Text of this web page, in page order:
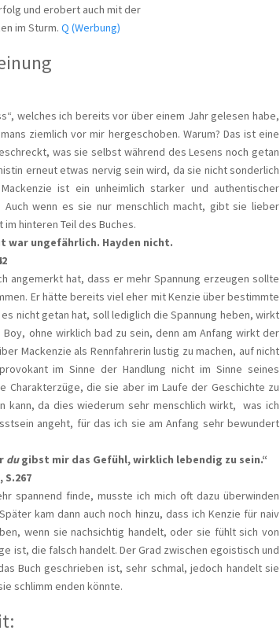
und erobert auch mit der
im Sturm. Q (Werbung)
welches ich bereits vor über einem Jahr gelesen habe,
ziemlich vor mir hergeschoben. Warum? Das ist eine
was sie selbst während des Lesens noch getan
erneut etwas nervig sein wird, da sie nicht sonderlich
ist ein unheimlich starker und authentischer
wenn es sie nur menschlich macht, gibt sie lieber
hinteren Teil des Buches.
war ungefährlich. Hayden nicht.
angemerkt hat, dass er mehr Spannung erzeugen sollte
Er hätte bereits viel eher mit Kenzie über bestimmte
nicht getan hat, soll lediglich die Spannung heben, wirkt
ohne wirklich bad zu sein, denn am Anfang wirkt der
Mackenzie als Rennfahrerin lustig zu machen, auf nicht
im Sinne der Handlung nicht im Sinne seines
Charakterzüge, die sie aber im Laufe der Geschichte zu
kann, da dies wiederum sehr menschlich wirkt, was ich
angeht, für das ich sie am Anfang sehr bewundert
dugibst mir das Gefühl, wirklich lebendig zu sein.“
S.267
spannend finde, musste ich mich oft dazu überwinden
kam dann auch noch hinzu, dass ich Kenzie für naiv
wenn sie nachsichtig handelt, oder sie fühlt sich von
ist, die falsch handelt. Der Grad zwischen egoistisch und
Buch geschrieben ist, sehr schmal, jedoch handelt sie
schlimm enden könnte.